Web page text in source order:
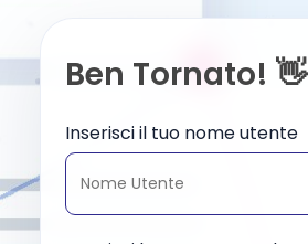
Ben Tornato! 👋
Inserisci il tuo nome utente